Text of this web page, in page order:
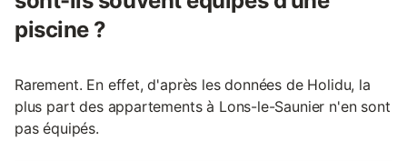
piscine ?
Rarement. En effet, d'après les données de Holidu, la
plus part des appartements à Lons-le-Saunier n'en sont
pas équipés.